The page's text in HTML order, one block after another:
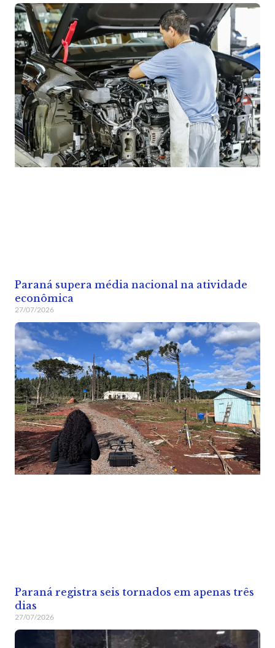
Paraná supera média nacional na atividade
econômica
27/07/2026
Paraná registra seis tornados em apenas três
dias
27/07/2026